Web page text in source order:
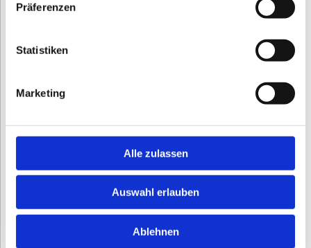
Präferenzen
Statistiken
Marketing
Alle zulassen
Auswahl erlauben
Ablehnen
Ihre Nachricht